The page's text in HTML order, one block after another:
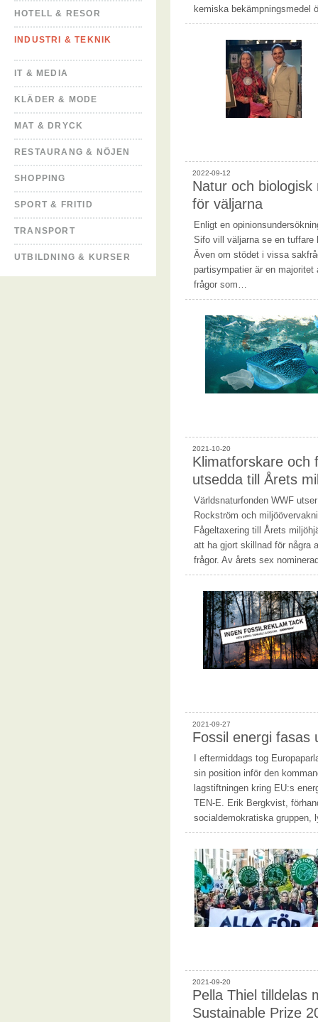
HOTELL & RESOR
INDUSTRI & TEKNIK
IT & MEDIA
KLÄDER & MODE
MAT & DRYCK
RESTAURANG & NÖJEN
SHOPPING
SPORT & FRITID
TRANSPORT
UTBILDNING & KURSER
kemiska bekämpningsmedel
2022-09-12
Natur och
för väljarna
Enligt en
Sifo vill väljarna se en
Även om stödet i vissa
partisympatier är en
frågor som…
2021-10-20
Klimatforskare och
utsedda till Årets
Världsnaturfonden WWF
Rockström och
Fågeltaxering till Årets
att ha gjort skillnad för några
frågor. Av årets sex
2021-09-27
Fossil energi fasas
I eftermiddags tog
sin position inför den
lagstiftningen kring EU:s
TEN-E. Erik Bergkvist,
socialdemokratiska
2021-09-20
Pella Thiel tilldelas
Sustainable Prize